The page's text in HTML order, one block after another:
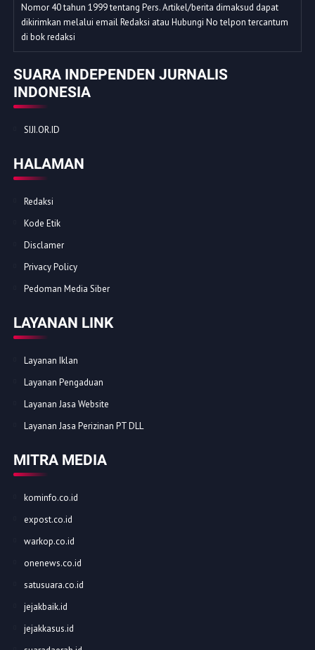
Nomor 40 tahun 1999 tentang Pers. Artikel/berita dimaksud dapat
dikirimkan melalui email Redaksi atau Hubungi No telpon tercantum
di bok redaksi
SUARA INDEPENDEN JURNALIS
INDONESIA
SIJI.OR.ID
HALAMAN
Redaksi
Kode Etik
Disclamer
Privacy Policy
Pedoman Media Siber
LAYANAN LINK
Layanan Iklan
Layanan Pengaduan
Layanan Jasa Website
Layanan Jasa Perizinan PT DLL
MITRA MEDIA
kominfo.co.id
expost.co.id
warkop.co.id
onenews.co.id
satusuara.co.id
jejakbaik.id
jejakkasus.id